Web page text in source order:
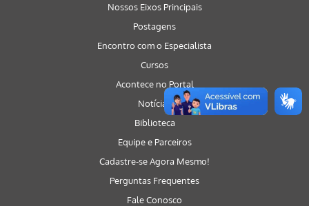
Nossos Eixos Principais
Postagens
Encontro com o Especialista
Cursos
Acontece no Portal
Notícias
Biblioteca
Equipe e Parceiros
Cadastre-se Agora Mesmo!
Perguntas Frequentes
Fale Conosco